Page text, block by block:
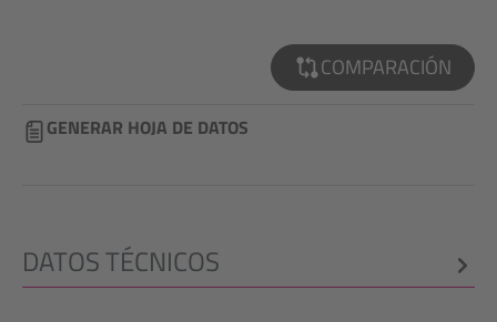
COMPARACIÓN
GENERAR HOJA DE DATOS
DATOS TÉCNICOS